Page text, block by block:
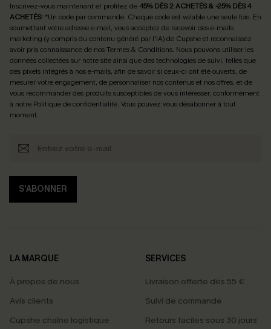
Inscrivez-vous maintenant et profitez de -15% DÈS 2 ACHETÉS & -25% DÈS 4
ACHETÉS! *Un code par commande. Chaque code est valable une seule fois. En
soumettant votre adresse e-mail, vous acceptez de recevoir des e-mails
marketing (y compris du contenu généré par l'IA) de Cupshe et reconnaissez
avoir pris connaissance de nosTermes & Conditions. Nous pouvons utiliser les
données collectées sur notre site ainsi que des technologies de suivi, telles que
des pixels intégrés à nos e-mails, afin de savoir si ceux-ci ont été ouverts, de
mesurer votre engagement, de personnaliser nos contenus et nos offres, et de
vous recommander des produits susceptibles de vous intéresser, conformément
à notre Politique de confidentialité. Vous pouvez vous désabonner à tout
moment.
S'ABONNER
LA MARQUE
À propos de nous
Avis clients
Cupshe chaîne logistique
SERVICES
Livraison offerte dès 55 €
Suivi de commande
Retours faciles sous 30 jours